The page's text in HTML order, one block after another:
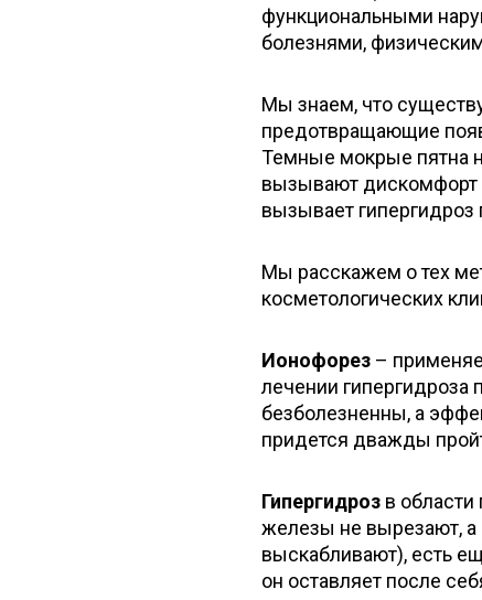
функциональными
болезнями,
Мы знаем, что
предотвращающие
Темные мокрые пятна
вызывают дискомфорт
вызывает
Мы расскажем о тех
косметологических
Ионофорез –
лечении гипергидроза
безболезненны, а
придется дважды
Гипергидроз в
железы не вырезают, а
выскабливают), есть
он оставляет после